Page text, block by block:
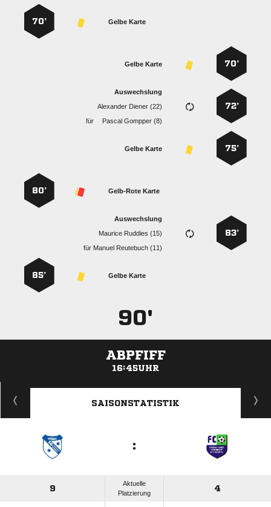
Gelbe Karte
70’
70’
Gelbe Karte
72’
Auswechslung
  
für
  
75’
Gelbe Karte
Gelb-Rote Karte
80’
83’
Auswechslung
  
für   
Gelbe Karte
85’
90'
ABPFIFF
16:45UHR
ANZEIGE
SAISONSTATISTIK
:
9
Aktuelle
Platzierung
4